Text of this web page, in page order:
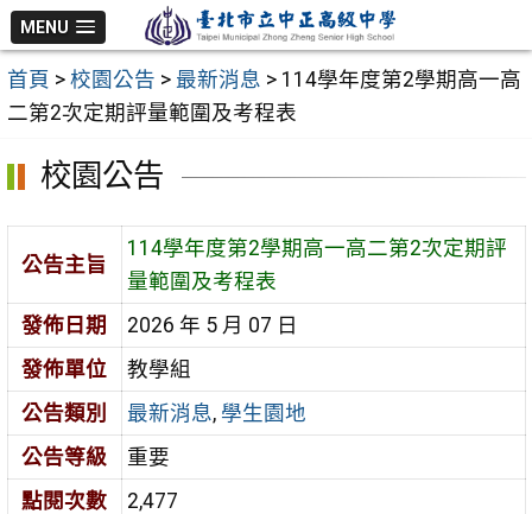
跳
至
主
要
MENU
首頁 > 校園公告 > 最新消息 > 114學年度第2學期高一高
二第2次定期評量範圍及考程表
校園公告
公告主旨
114學年度第2學期高一高二第2次定期評
量範圍及考程表
發佈日期
2026 年 5 月 07 日
發佈單位
教學組
公告類別
最新消息, 學生園地
公告等級
重要
點閱次數
2,477